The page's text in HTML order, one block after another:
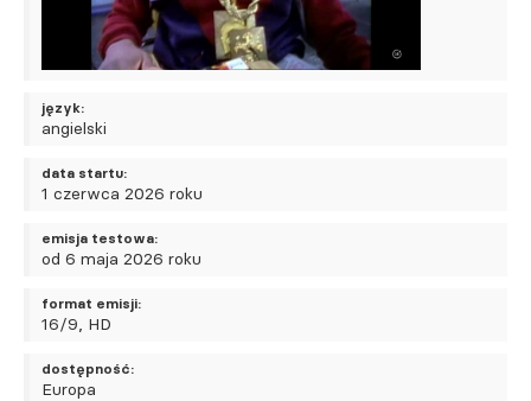
język:
angielski
data startu:
1 czerwca 2026 roku
emisja testowa:
od 6 maja 2026 roku
format emisji:
16/9, HD
dostępność:
Europa